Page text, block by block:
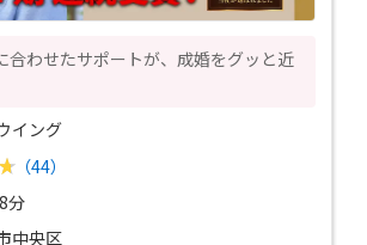
合わせたサポートが、成婚をグッと近
イング
（44）
分
中央区